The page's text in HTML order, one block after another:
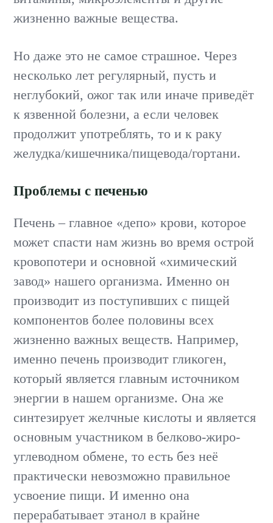
жизненно важные вещества.
Но даже это не самое страшное. Через
несколько лет регулярный, пусть и
неглубокий, ожог так или иначе приведёт
к язвенной болезни, а если человек
продолжит употреблять, то и к раку
желудка/кишечника/пищевода/гортани.
Проблемы с печенью
Печень – главное «депо» крови, которое
может спасти нам жизнь во время острой
кровопотери и основной «химический
завод» нашего организма. Именно он
производит из поступивших с пищей
компонентов более половины всех
жизненно важных веществ. Например,
именно печень производит гликоген,
который является главным источником
энергии в нашем организме. Она же
синтезирует желчные кислоты и является
основным участником в белково-жиро-
углеводном обмене, то есть без неё
практически невозможно правильное
усвоение пищи. И именно она
перерабатывает этанол в крайне